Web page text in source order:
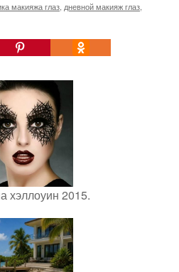
макияжа глаз дневной макияж глаз
хэллоуин 2015.